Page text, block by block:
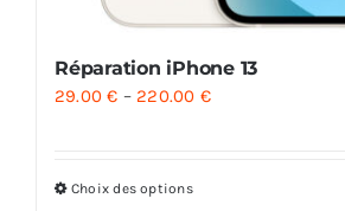
Réparation iPhone 13
29.00€ – 220.00 €
Choix des options